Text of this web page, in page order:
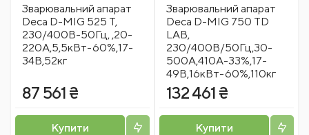
Зварювальний апарат
Deca D-MIG 525 T,
230/400В-50Гц, ,20-
220А,5,5кВт-60%,17-
34В,52кг
87 561 ₴
Купити
Зварювальний апарат
Deca D-MIG 750 TD
LAB,
230/400В/50Гц,30-
500A,410А-33%,17-
49В,16кВт-60%,110кг
132 461 ₴
Купити